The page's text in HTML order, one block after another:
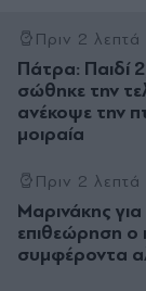
Πριν 2 λεπτά
Πάτρα: Παιδί
σώθηκε την
ανέκοψε την
μοιραία
Πριν 2 λεπτά
Μαρινάκης για
επιθεώρηση ο
συμφέροντα